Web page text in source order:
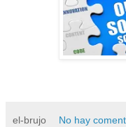
el-brujo No hay